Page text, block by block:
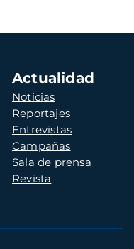
Actualidad
Noticias
Reportajes
Entrevistas
Campañas
Sala de prensa
Revista